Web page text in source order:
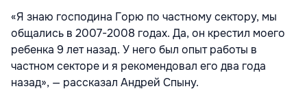
«Я знаю господина Горю по частному сектору, мы
общались в 2007-2008 годах. Да, он крестил моего
ребенка 9 лет назад. У него был опыт работы в
частном секторе и я рекомендовал его два года
назад», — рассказал Андрей Спыну.